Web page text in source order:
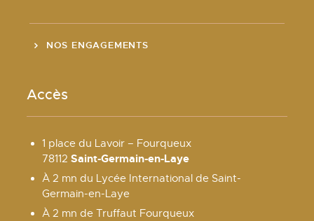
NOS ENGAGEMENTS
Accès
1 place du Lavoir – Fourqueux
78112Saint-Germain-en-Laye
À 2 mn du Lycée International de Saint-
Germain-en-Laye
À 2 mn de Truffaut Fourqueux